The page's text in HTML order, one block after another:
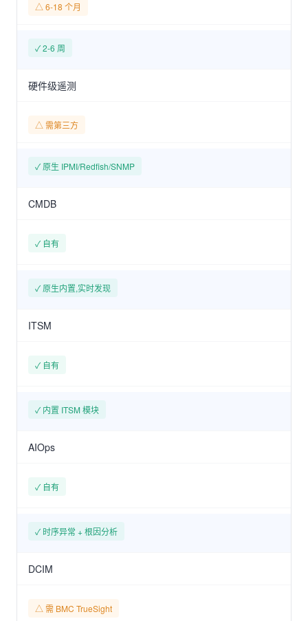
△ 6-18 个月
✓ 2-6 周
硬件级遥测
△ 需第三方
✓ 原生 IPMI/Redfish/SNMP
CMDB
✓ 自有
✓ 原生内置,实时发现
ITSM
✓ 自有
✓ 内置 ITSM 模块
AIOps
✓ 自有
✓ 时序异常 + 根因分析
DCIM
△ 需 BMC TrueSight